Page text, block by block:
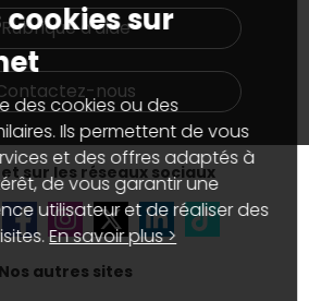
de vente
etcookies
Rubrique d'aide
nous
sur les réseaux sociaux
Nos autres sites
cookies sur
des cookies ou des
Ils permettent de vous
et des offres adaptés à
de vous garantir une
utilisateur et de réaliser des
En savoir plus >